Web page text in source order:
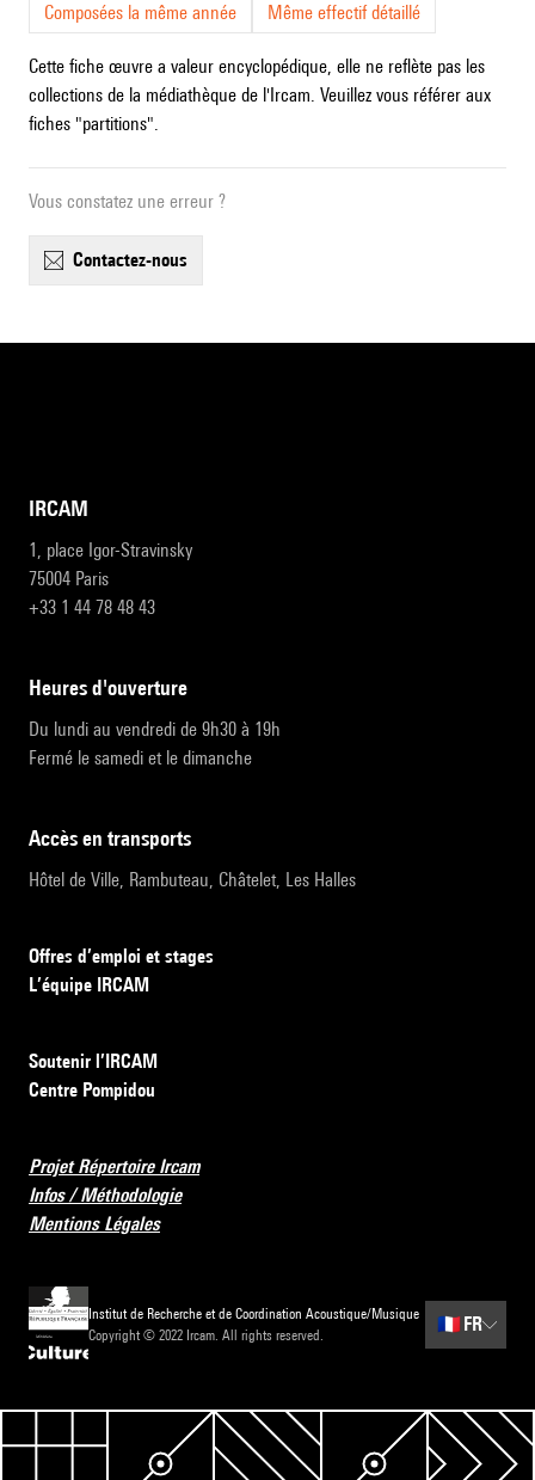
Composées la même année
Même effectif détaillé
Cette fiche œuvre a valeur encyclopédique, elle ne reflète pas les
collections de la médiathèque de l'Ircam. Veuillez vous référer aux
fiches "partitions".
Vous constatez une erreur ?
contactez-nous
IRCAM
1, place Igor-Stravinsky
75004 Paris
+33 1 44 78 48 43
heures d'ouverture
Du lundi au vendredi de 9h30 à 19h
Fermé le samedi et le dimanche
accès en transports
Hôtel de Ville, Rambuteau, Châtelet, Les Halles
Offres d’emploi et stages
L’équipe IRCAM
Soutenir l’IRCAM
Centre Pompidou
Projet Répertoire Ircam
Infos / Méthodologie
Mentions Légales
Institut de Recherche et de Coordination Acoustique/Musique
Copyright © 2022 Ircam. All rights reserved.
🇫🇷 FR